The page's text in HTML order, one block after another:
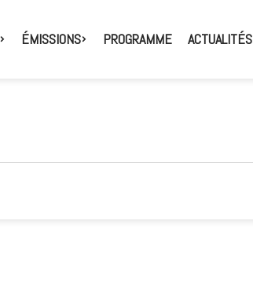
ÉMISSIONS PROGRAMME ACTUALITÉS